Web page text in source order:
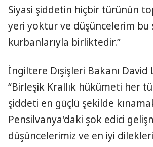
Siyasi şiddetin hiçbir türünün
yeri yoktur ve düşüncelerim bu
kurbanlarıyla birliktedir.”
İngiltere Dışişleri Bakanı David
“Birleşik Krallık hükümeti her
şiddeti en güçlü şekilde
Pensilvanya'daki şok edici
düşüncelerimiz ve en iyi